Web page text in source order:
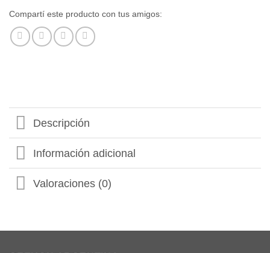
Compartí este producto con tus amigos:
Descripción
Información adicional
Valoraciones (0)